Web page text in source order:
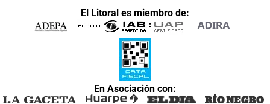
El Litoral es miembro de:
En Asociación con: